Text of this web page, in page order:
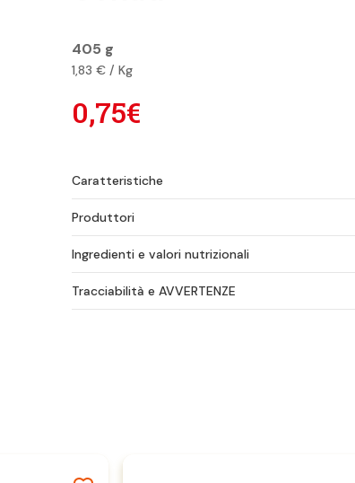
405 g
1,83 € / Kg
0,75€
Caratteristiche
Produttori
Ingredienti e valori nutrizionali
Tracciabilità e AVVERTENZE